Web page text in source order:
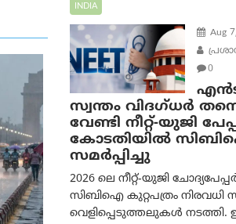
INDIA
Aug
0
സ്വന്തം വിദഗ്ധർ
വേണ്ടി നീറ്റ്-യു‌ജി
കോടതിയില്‍
സമര്‍പ്പിച്ചു
2026 ലെ നീറ്റ്-യുജി
സിബിഐ കുറ്റപത്രം നിരവധി
വെളിപ്പെടുത്തലുകൾ